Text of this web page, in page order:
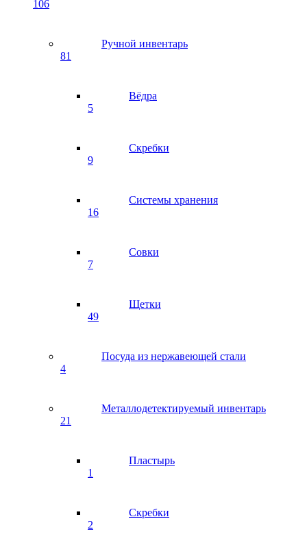
106
Ручной инвентарь
81
Вёдра
5
Скребки
9
Системы хранения
16
Совки
7
Щетки
49
Посуда из нержавеющей стали
4
Металлодетектируемый инвентарь
21
Пластырь
1
Скребки
2